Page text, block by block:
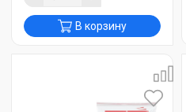
В корзину